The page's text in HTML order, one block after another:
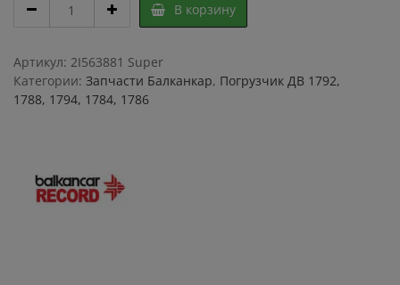
ПОВОРОТНОГО
4953.1
00.00.03
L=193
В корзину
Артикул: 2I563881 Super
Категории: Запчасти Балканкар, Погрузчик ДВ 1792,
1788, 1794, 1784, 1786